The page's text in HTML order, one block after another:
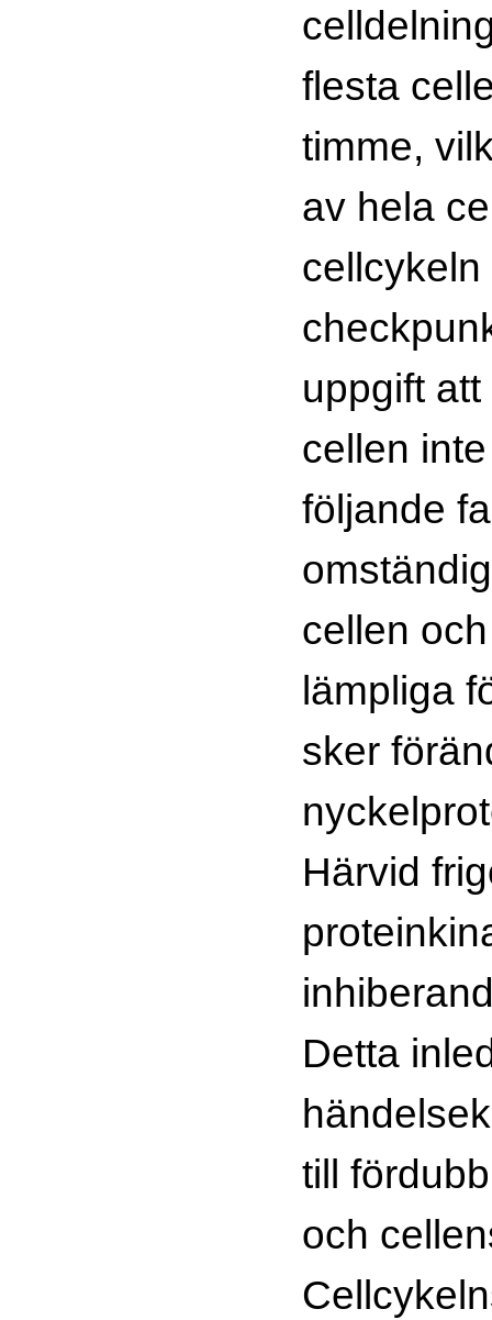
flesta
timme,
av hela
uppgift
cellen
följande
cellen
lämpliga
sker
Härvid
Detta
till
och